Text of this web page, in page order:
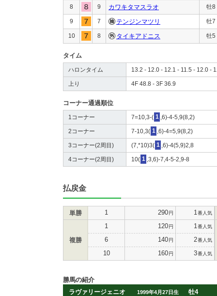
8 9 カワキタマスラオ 牡8
9 7 テンジンマツリ 牡7
10 8 タイキアドニス 牡5
タイム
ハロンタイム 13.2 - 12.0 - 12.1 - 11.5 - 12.0 -
上り 4F 48.8 - 3F 36.9
コーナー通過順位
1コーナー 7=10,3-( 1 ,6)-4-5,9(8,2)
2コーナー 7-10,3( 1 ,6)-4=5,9(8,2)
3コーナー(2周目) (7,*10)3( 1 ,6)-4(5,9)2,8
4コーナー(2周目) 10( 1 ,3,6)-7,4-5-2,9-8
払戻金
単勝 1 290円 1 番人気
複勝
1 120円 1 番人気
6 140円 2番人気
10 160円 3番人気
勝馬の紹介
ラヴァリージェニオ
1999年4月27日生 牡4